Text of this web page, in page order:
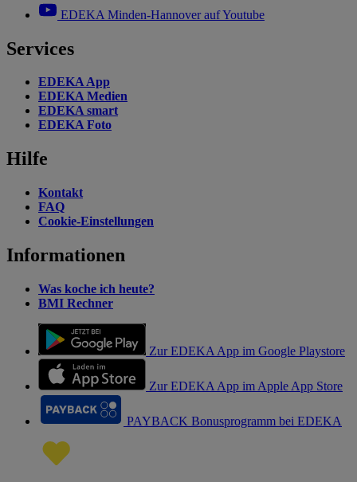
EDEKA Minden-Hannover auf Youtube
Services
EDEKA App
EDEKA Medien
EDEKA smart
EDEKA Foto
Hilfe
Kontakt
FAQ
Cookie-Einstellungen
Informationen
Was koche ich heute?
BMI Rechner
Zur EDEKA App im Google Playstore
Zur EDEKA App im Apple App Store
PAYBACK Bonusprogramm bei EDEKA